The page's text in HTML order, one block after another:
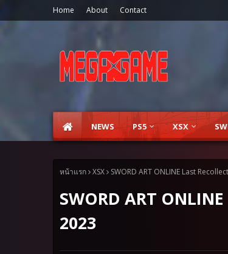
Home About Contact
NEWS PS5 XSX
หน้าแรก XSX SWORD ART ONLINE Last
SWORD ART
2023